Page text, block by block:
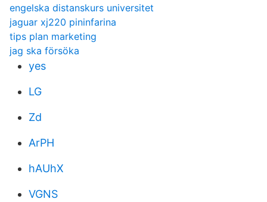
engelska distanskurs universitet
jaguar xj220 pininfarina
tips plan marketing
jag ska försöka
yes
LG
Zd
ArPH
hAUhX
VGNS